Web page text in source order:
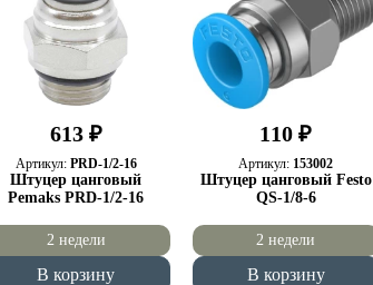
613 ₽
Артикул: PRD-1/2-16
Штуцер цанговый
Pemaks PRD-1/2-16
2 недели
В корзину
110 ₽
Артикул: 153002
Штуцер цанговый Festo
QS-1/8-6
2 недели
В корзину